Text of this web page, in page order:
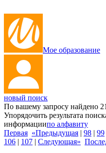
Мое образование
новый поиск
По вашему запросу найдено
Упорядочить результата
информациипо алфавиту
Первая «Предыдущая | 98 | 99
106 | 107 | Следующая»